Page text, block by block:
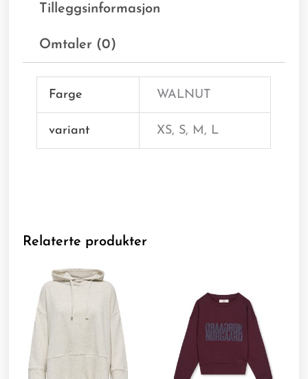
Tilleggsinformasjon
Omtaler (0)
Farge WALNUT
variant XS, S, M, L
Relaterte produkter